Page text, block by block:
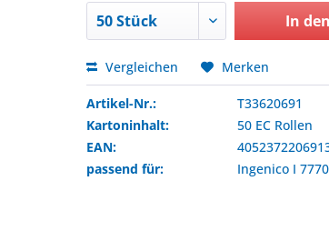
In den
Vergleichen Merken
Artikel-Nr.:
T33620691
Kartoninhalt:
50 EC Rollen
EAN:
passend für:
Ingenico I 7770